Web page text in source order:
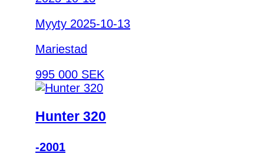
Myyty 2025-10-13
Mariestad
995 000 SEK
Hunter 320
-2001